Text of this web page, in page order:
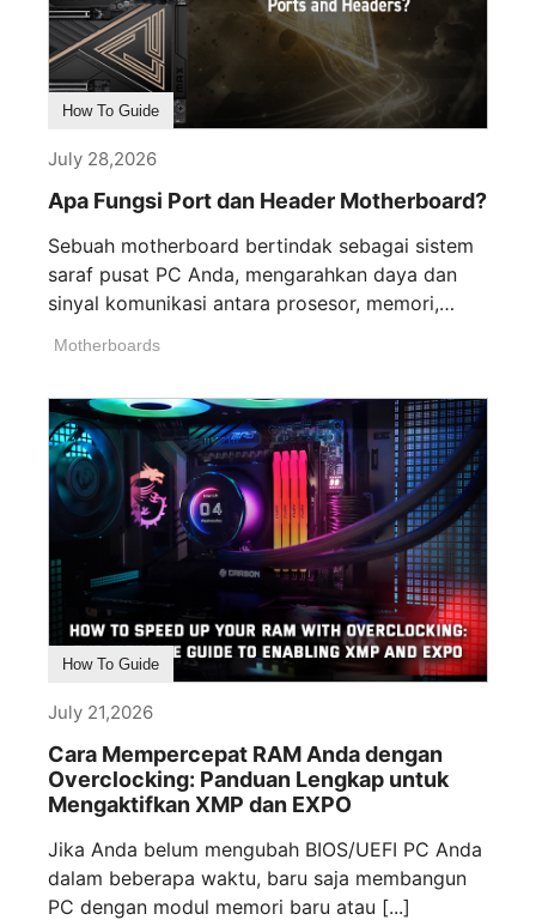
How To Guide
July 28,2026
Apa Fungsi Port dan Header Motherboard?
Sebuah motherboard bertindak sebagai sistem
saraf pusat PC Anda, mengarahkan daya dan
sinyal komunikasi antara prosesor, memori,
Motherboards
How To Guide
July 21,2026
Cara Mempercepat RAM Anda dengan
Overclocking: Panduan Lengkap untuk
Mengaktifkan XMP dan EXPO
Jika Anda belum mengubah BIOS/UEFI PC Anda
dalam beberapa waktu, baru saja membangun
PC dengan modul memori baru atau [...]